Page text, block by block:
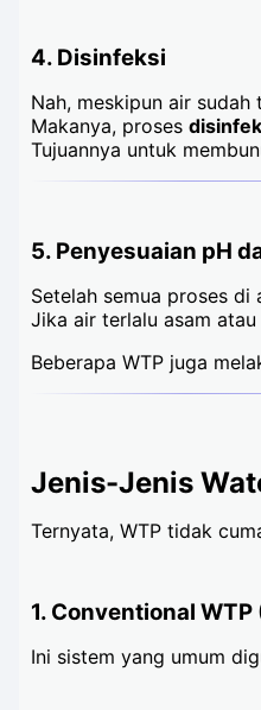
4. Disinfeksi
Nah, meskipun air
Makanya, proses
Tujuannya untuk
5. Penyesuaian pH
Setelah semua proses
Jika air terlalu asam
Beberapa WTP juga
Jenis-Jenis
Ternyata, WTP tidak
1. Conventional
Ini sistem yang umum